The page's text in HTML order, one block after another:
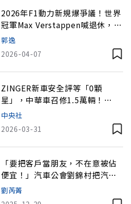
2026年F1動力新規爆爭議！世界
冠軍Max Verstappen喊退休，技
術革命成車廠資本大戰？
郭逸
2026-04-07
ZINGER新車安全評等「0顆
星」，中華車召修1.5萬輛！
TESLA這型號獲5顆星
中央社
2026-03-31
「要把客戶當朋友，不在意被佔
便宜！」汽車公會劉錦村把汽車
生意做成一輩子
劉芮菁